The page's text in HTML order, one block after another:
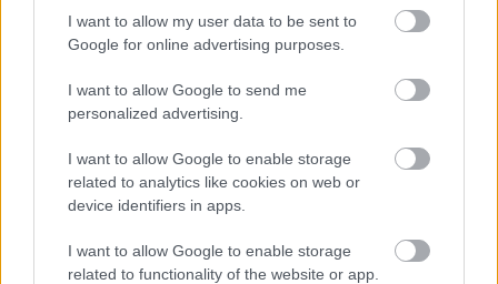
I want to allow my user data to be sent to
Google for online advertising purposes.
I want to allow Google to send me
personalized advertising.
I want to allow Google to enable storage
related to analytics like cookies on web or
device identifiers in apps.
I want to allow Google to enable storage
related to functionality of the website or app.
Comunio Euro: cinco posibles titulares por menos de 1 millón
9. junio 2021 Por Jesus Gallo |
equipo del Comunio Euro, te traemos cinco posibles titulares en la
jornada 1 que tienen un valor de mercado inferior a 1 millón de euros.